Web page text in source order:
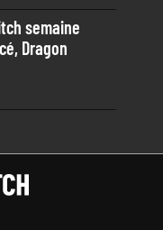
semaine
Dragon